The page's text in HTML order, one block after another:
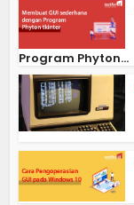
Program Phyton...